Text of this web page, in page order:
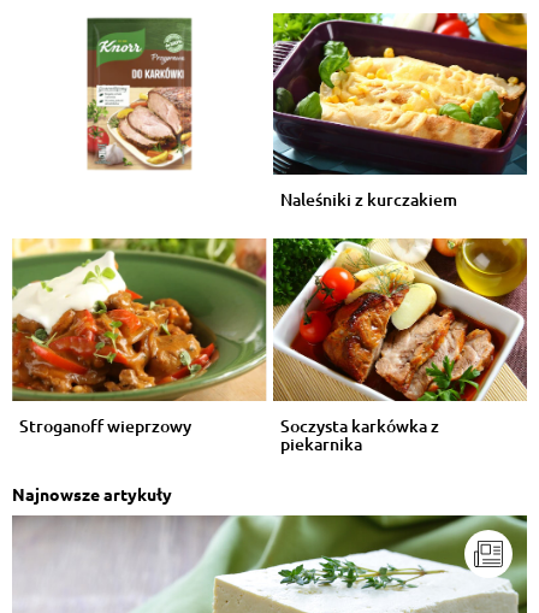
Naleśniki z kurczakiem
Stroganoff wieprzowy Soczysta karkówka z
piekarnika
Najnowsze artykuły